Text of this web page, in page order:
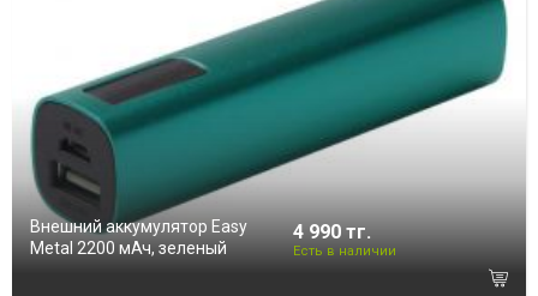
Внешний аккумулятор Easy
Metal 2200 мАч, зеленый
4 990 тг.
Есть в наличии